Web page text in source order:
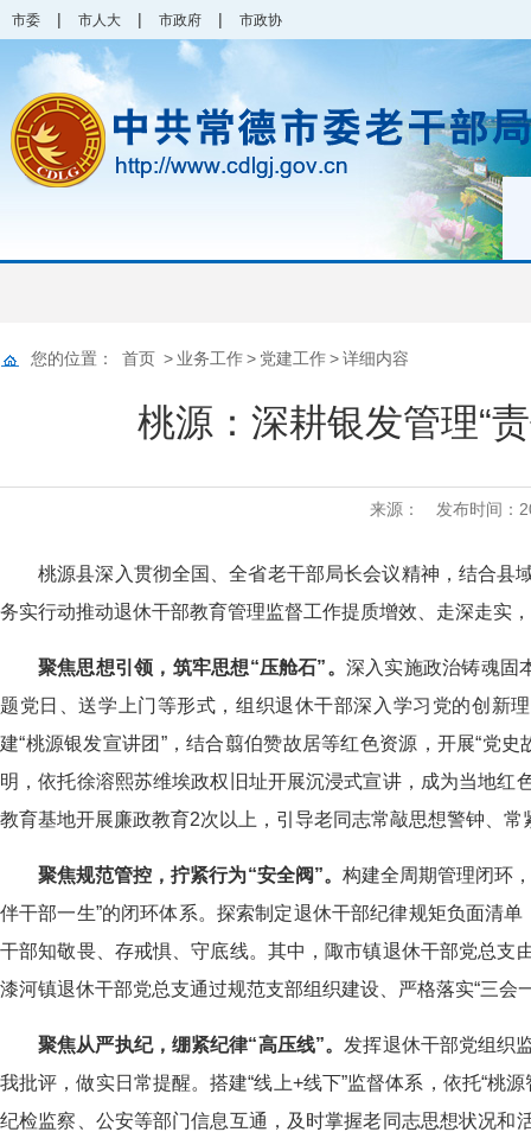
市委 | 市人大 | 市政府 | 市政协
您的位置： 首页 > 业务工作> 党建工作>详细内容
桃源：深耕银发管理“
来源： 发布时间：
桃源县深入贯彻全国、全省老干部局长会议精神，结合县
务实行动推动退休干部教育管理监督工作提质增效、走深走实
聚焦思想引领 ，筑牢思想“压舱石”。 深入实施政治铸魂固
题党日、送学上门等形式，组织退休干部深入学习党的创新
建“桃源银发宣讲团”，结合翦伯赞故居等红色资源，开展“党
明，依托徐溶熙苏维埃政权旧址开展沉浸式宣讲，成为当地
教育基地开展廉政教育2次以上，引导老同志常敲思想警钟、
聚焦规范管控，拧紧行为“安全阀”。 构建全周期管理闭环
伴干部一生”的闭环体系。探索制定退休干部纪律规矩负面清
干部知敬畏、存戒惧、守底线。其中，陬市镇退休干部党总
漆河镇退休干部党总支通过规范支部组织建设、严格落实“三
聚焦从严执纪，绷紧纪律“高压线”。 发挥退休干部党组织
我批评，做实日常提醒。搭建“线上+线下”监督体系，依托“桃
纪检监察、公安等部门信息互通，及时掌握老同志思想状况